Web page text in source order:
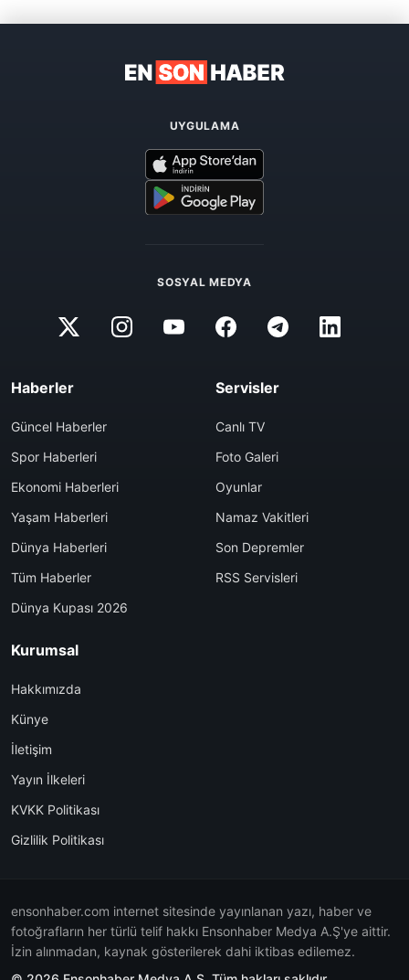
UYGULAMA
SOSYAL MEDYA
Haberler
Güncel Haberler
Spor Haberleri
Ekonomi Haberleri
Yaşam Haberleri
Dünya Haberleri
Tüm Haberler
Dünya Kupası 2026
Servisler
Canlı TV
Foto Galeri
Oyunlar
Namaz Vakitleri
Son Depremler
RSS Servisleri
Kurumsal
Hakkımızda
Künye
İletişim
Yayın İlkeleri
KVKK Politikası
Gizlilik Politikası
ensonhaber.com internet sitesinde yayınlanan yazı, haber ve
fotoğrafların her türlü telif hakkı Ensonhaber Medya A.Ş'ye aittir.
İzin alınmadan, kaynak gösterilerek dahi iktibas edilemez.